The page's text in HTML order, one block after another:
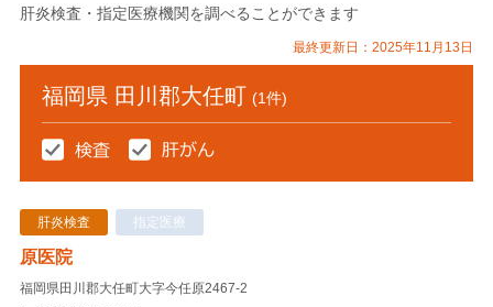
肝炎検査・指定医療機関を調べることができます
最終更新日：2025年11月13日
福岡県 田川郡大任町 (1件)
肝炎検査 指定医療
原医院
福岡県田川郡大任町大字今任原2467-2